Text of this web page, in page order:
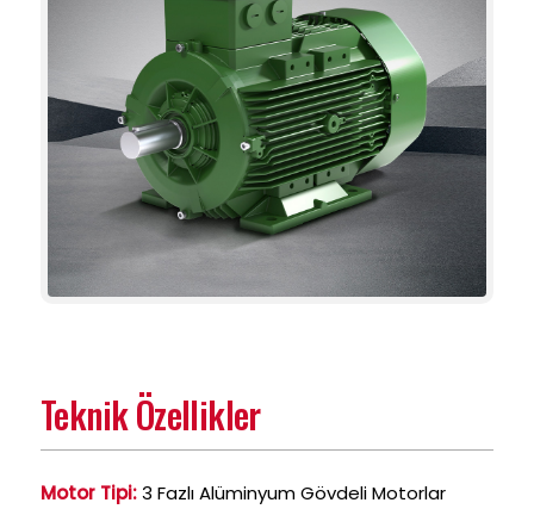
Teknik Özellikler
Motor Tipi:3 Fazlı Alüminyum Gövdeli Motorlar